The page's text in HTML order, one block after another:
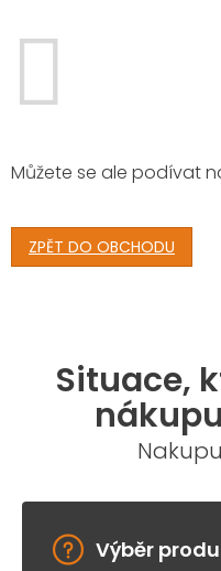
Můžete se ale podívat
ZPĚT DO OBCHODU
Situace,
Výběr